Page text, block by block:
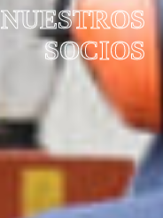
NUESTROS
SOCIOS